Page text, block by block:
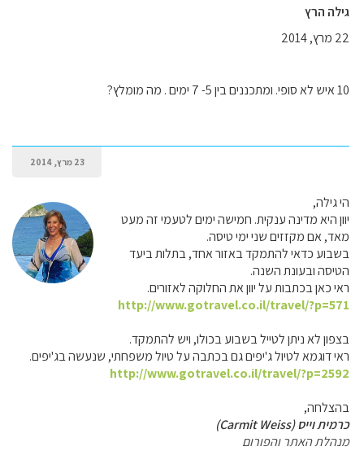
גילה הרץ
22 מרץ, 2014
10 איש לא סופי. ומתכננים בין 5- 7 ימים . מה מומלץ?
23 מרץ, 2014
הי גילה,
יוון היא מדינה ענקית. חמישה ימים לטעמי זה מעט
מאד, אם מקזזים שני ימי טיסה.
בשבוע כדאי להתמקד באזור אחד, בתלות ביעד
הטיסה ובעונת השנה.
ראי כאן בכתבות על יוון את החלוקה לאזורים.
http://www.gotravel.co.il/travel/?p=571
בצפון לא ניתן לטייל בשבוע בכולו, ויש להתמקד.
ראי דוגמא לטיול ג'יפים גם בכתבה על טיול משפחתי, שנעשה בג'יפים.
http://www.gotravel.co.il/travel/?p=2592
בהצלחה,
כרמית וייס (Carmit Weiss)
מנהלת האתר והפורום